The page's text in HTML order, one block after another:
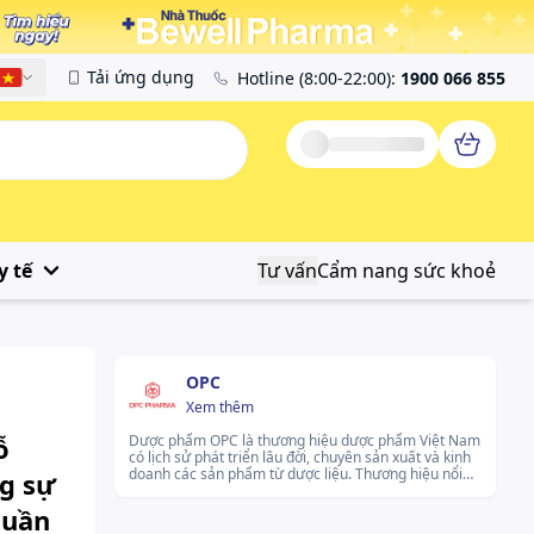
Việt Tải ứng dụng Hotline (8:00-22:00): 1900 066 855
tế Tư vấnCẩm nang sức khoẻ
sự
OPC
Xem thêm
Dược phẩm OPC là thương hiệu dược phẩm Việt Nam
có lịch sử phát triển lâu đời, chuyên sản xuất và kinh
doanh các sản phẩm từ dược liệu. Thương hiệu nổi